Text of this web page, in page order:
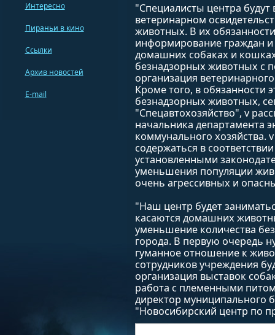
"Специалисты центра
ветеринарном
животных. В их
информирование граждан
домашних собаках и
безнадзорных животных с
организация
Кроме того, в обязанности
безнадзорных животных,
"Спецавтохозяйство", v
начальника департамента
коммунального хозяйства.
содержаться в
установленными
уменьшения популяции
очень агрессивных и
"Наш центр будет
касаются домашних
уменьшение количества
города. В первую очередь
гуманное отношение к
сотрудников учреждения
организация выставок
работа с племенными
директор муниципального
"Новосибирский центр по
Интересно
Пираньи в кино
Ссылки
Архив новостей
E-mail